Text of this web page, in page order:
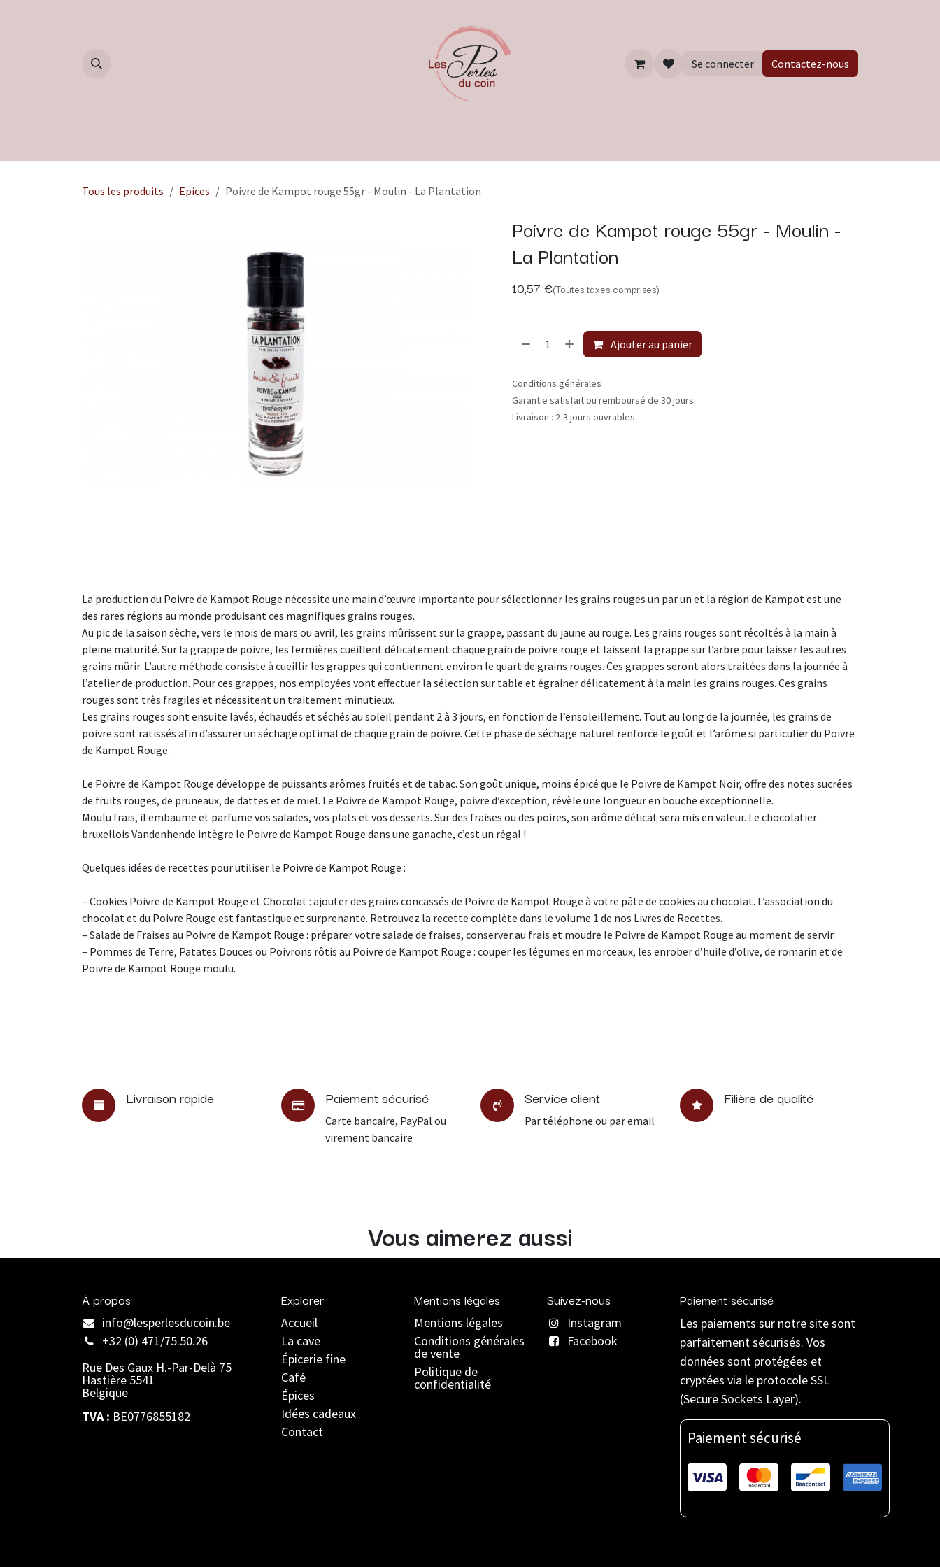
Se connecter Contactez-nous
Tous les produits Epices Poivre de Kampot rouge 55gr - Moulin - La Plantation
Poivre de Kampot rouge 55gr - Moulin -
La Plantation
10,57 €(Toutes taxes comprises)
Ajouter au panier
Conditions générales
Garantie satisfait ou remboursé de 30 jours
Livraison : 2-3 jours ouvrables
La production du Poivre de Kampot Rouge nécessite une main d’œuvre importante pour sélectionner les grains rouges un par un et la région de Kampot est une
des rares régions au monde produisant ces magnifiques grains rouges.
Au pic de la saison sèche, vers le mois de mars ou avril, les grains mûrissent sur la grappe, passant du jaune au rouge. Les grains rouges sont récoltés à la main à
pleine maturité. Sur la grappe de poivre, les fermières cueillent délicatement chaque grain de poivre rouge et laissent la grappe sur l’arbre pour laisser les autres
grains mûrir. L’autre méthode consiste à cueillir les grappes qui contiennent environ le quart de grains rouges. Ces grappes seront alors traitées dans la journée à
l’atelier de production. Pour ces grappes, nos employées vont effectuer la sélection sur table et égrainer délicatement à la main les grains rouges. Ces grains
rouges sont très fragiles et nécessitent un traitement minutieux.
Les grains rouges sont ensuite lavés, échaudés et séchés au soleil pendant 2 à 3 jours, en fonction de l’ensoleillement. Tout au long de la journée, les grains de
poivre sont ratissés afin d’assurer un séchage optimal de chaque grain de poivre. Cette phase de séchage naturel renforce le goût et l’arôme si particulier du Poivre
de Kampot Rouge.
Le Poivre de Kampot Rouge développe de puissants arômes fruités et de tabac. Son goût unique, moins épicé que le Poivre de Kampot Noir, offre des notes sucrées
de fruits rouges, de pruneaux, de dattes et de miel. Le Poivre de Kampot Rouge, poivre d’exception, révèle une longueur en bouche exceptionnelle.
Moulu frais, il embaume et parfume vos salades, vos plats et vos desserts. Sur des fraises ou des poires, son arôme délicat sera mis en valeur. Le chocolatier
bruxellois Vandenhende intègre le Poivre de Kampot Rouge dans une ganache, c’est un régal !
Quelques idées de recettes pour utiliser le Poivre de Kampot Rouge :
– Cookies Poivre de Kampot Rouge et Chocolat : ajouter des grains concassés de Poivre de Kampot Rouge à votre pâte de cookies au chocolat. L’association du
chocolat et du Poivre Rouge est fantastique et surprenante. Retrouvez la recette complète dans le volume 1 de nos Livres de Recettes.
– Salade de Fraises au Poivre de Kampot Rouge : préparer votre salade de fraises, conserver au frais et moudre le Poivre de Kampot Rouge au moment de servir.
– Pommes de Terre, Patates Douces ou Poivrons rôtis au Poivre de Kampot Rouge : couper les légumes en morceaux, les enrober d’huile d’olive, de romarin et de
Poivre de Kampot Rouge moulu.
Livraison rapide Paiement sécurisé
Carte bancaire, PayPal ou
virement bancaire
Service client
Par téléphone ou par email
Filière de qualité
Vous aimerez aussi
À propos
info@lesperlesducoin.be​
+32 (0) 471/75.50.26
Rue Des Gaux H.-Par-Delà 75
Hastière 5541
Belgique
TVA : BE0776855182
Explorer
Accueil
La cave
Épicerie fine
Café
Épices
Idées cadeaux
Contact
Mentions légales
Mentions légales
Conditions générales
de vente
Politique de
confidentialité
Suivez-nous
Instagram
Facebook
Paiement sécurisé
Les paiements sur notre site sont
parfaitement sécurisés. Vos
données sont protégées et
cryptées via le protocole SSL
(Secure Sockets Layer).
Paiement sécurisé